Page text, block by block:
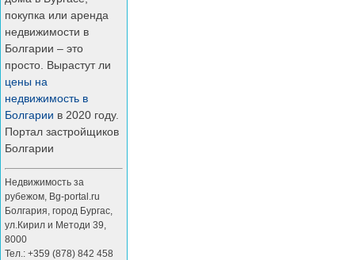
покупка или аренда
недвижимости в
Болгарии – это
просто. Вырастут ли
цены на
недвижимость в
Болгарии в 2020 году.
Портал застройщиков
Болгарии
Недвижимость за
рубежом, Bg-portal.ru
Болгария, город Бургас,
ул.Кирил и Методи 39,
8000
Тел.: +359 (878) 842 458